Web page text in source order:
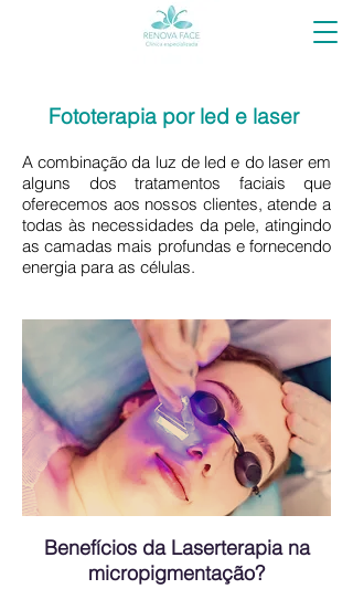
Fototerapia por led e laser
A combinação da luz de led e do laser em
alguns dos tratamentos faciais que
oferecemos aos nossos clientes, atende a
todas às necessidades da pele, atingindo
as camadas mais profundas e fornecendo
energia para as células.
Benefícios da Laserterapia na
micropigmentação?